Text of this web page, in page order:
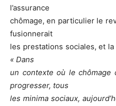
l’assurance
chômage, en particulier le
fusionnerait
les prestations sociales, et
« Dans
un contexte où le chômage
progresser, tous
les minima sociaux,